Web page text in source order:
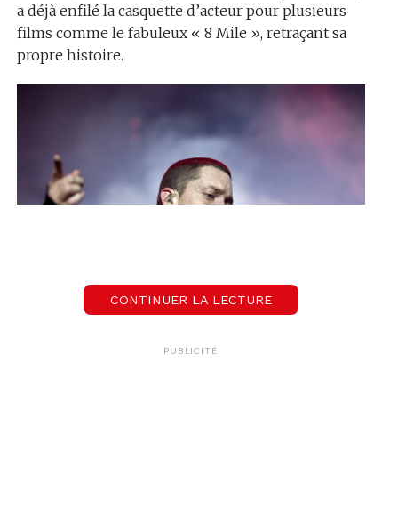
a déjà enfilé la casquette d’acteur pour plusieurs
films comme le fabuleux « 8 Mile », retraçant sa
propre histoire.
CONTINUER LA LECTURE
PUBLICITÉ